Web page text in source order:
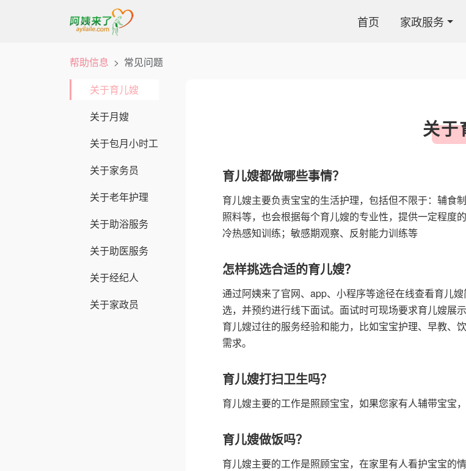
首页 家政服务
帮助信息
常见问题
关于育儿嫂
关于月嫂
关于包月小时工
关于家务员
关于老年护理
关于助浴服务
关于助医服务
关于经纪人
关于家政员
关于
育儿嫂都做哪些事情？
育儿嫂主要负责宝宝的生活护理，包括但不限于：辅食
照料等，也会根据每个育儿嫂的专业性，提供一定程度
冷热感知训练；敏感期观察、反射能力训练等
怎样挑选合适的育儿嫂？
通过阿姨来了官网、app、小程序等途径在线查看育儿
选，并预约进行线下面试。面试时可现场要求育儿嫂展
育儿嫂过往的服务经验和能力，比如宝宝护理、早教、
需求。
育儿嫂打扫卫生吗？
育儿嫂主要的工作是照顾宝宝，如果您家有人辅带宝宝
育儿嫂做饭吗？
育儿嫂主要的工作是照顾宝宝，在家里有人看护宝宝的